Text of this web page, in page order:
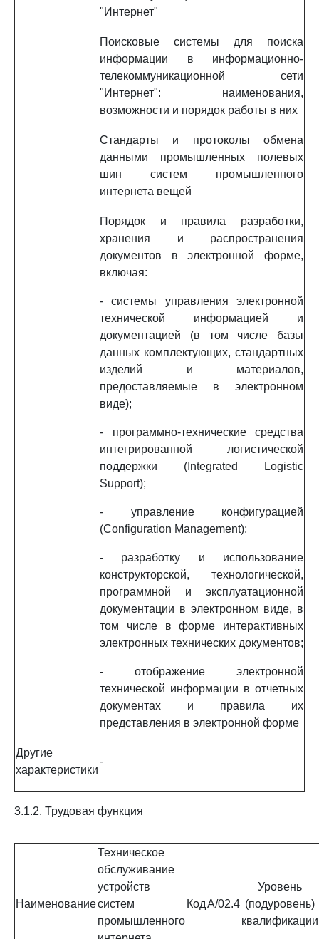
"Интернет"
Поисковые системы для поиска
информации в информационно-
телекоммуникационной сети
"Интернет": наименования,
возможности и порядок работы в них
Стандарты и протоколы обмена
данными промышленных полевых
шин систем промышленного
интернета вещей
Порядок и правила разработки,
хранения и распространения
документов в электронной форме,
включая:
- системы управления электронной
технической информацией и
документацией (в том числе базы
данных комплектующих, стандартных
изделий и материалов,
предоставляемые в электронном
виде);
- программно-технические средства
интегрированной логистической
поддержки (Integrated Logistic
Support);
- управление конфигурацией
(Configuration Management);
- разработку и использование
конструкторской, технологической,
программной и эксплуатационной
документации в электронном виде, в
том числе в форме интерактивных
электронных технических документов;
- отображение электронной
технической информации в отчетных
документах и правила их
представления в электронной форме
Другие
характеристики
-
3.1.2. Трудовая функция
Наименование
Техническое
обслуживание
устройств
систем
промышленного
КодA/02.4
Уровень
(подуровень)
квалификации